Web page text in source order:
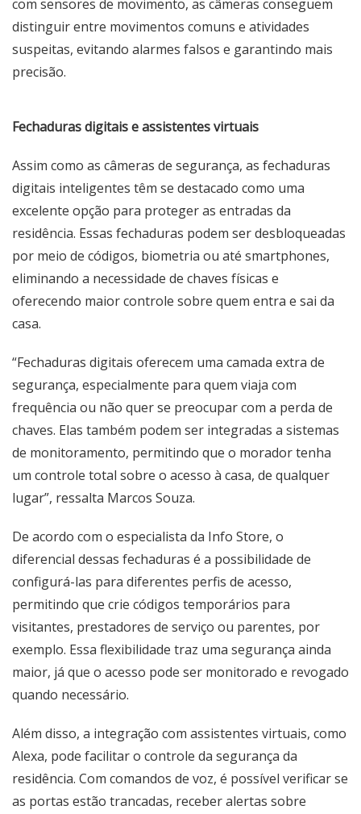
com sensores de movimento, as câmeras conseguem
distinguir entre movimentos comuns e atividades
suspeitas, evitando alarmes falsos e garantindo mais
precisão.
Fechaduras digitais e assistentes virtuais
Assim como as câmeras de segurança, as fechaduras
digitais inteligentes têm se destacado como uma
excelente opção para proteger as entradas da
residência. Essas fechaduras podem ser desbloqueadas
por meio de códigos, biometria ou até smartphones,
eliminando a necessidade de chaves físicas e
oferecendo maior controle sobre quem entra e sai da
casa.
“Fechaduras digitais oferecem uma camada extra de
segurança, especialmente para quem viaja com
frequência ou não quer se preocupar com a perda de
chaves. Elas também podem ser integradas a sistemas
de monitoramento, permitindo que o morador tenha
um controle total sobre o acesso à casa, de qualquer
lugar”, ressalta Marcos Souza.
De acordo com o especialista da Info Store, o
diferencial dessas fechaduras é a possibilidade de
configurá-las para diferentes perfis de acesso,
permitindo que crie códigos temporários para
visitantes, prestadores de serviço ou parentes, por
exemplo. Essa flexibilidade traz uma segurança ainda
maior, já que o acesso pode ser monitorado e revogado
quando necessário.
Além disso, a integração com assistentes virtuais, como
Alexa, pode facilitar o controle da segurança da
residência. Com comandos de voz, é possível verificar se
as portas estão trancadas, receber alertas sobre